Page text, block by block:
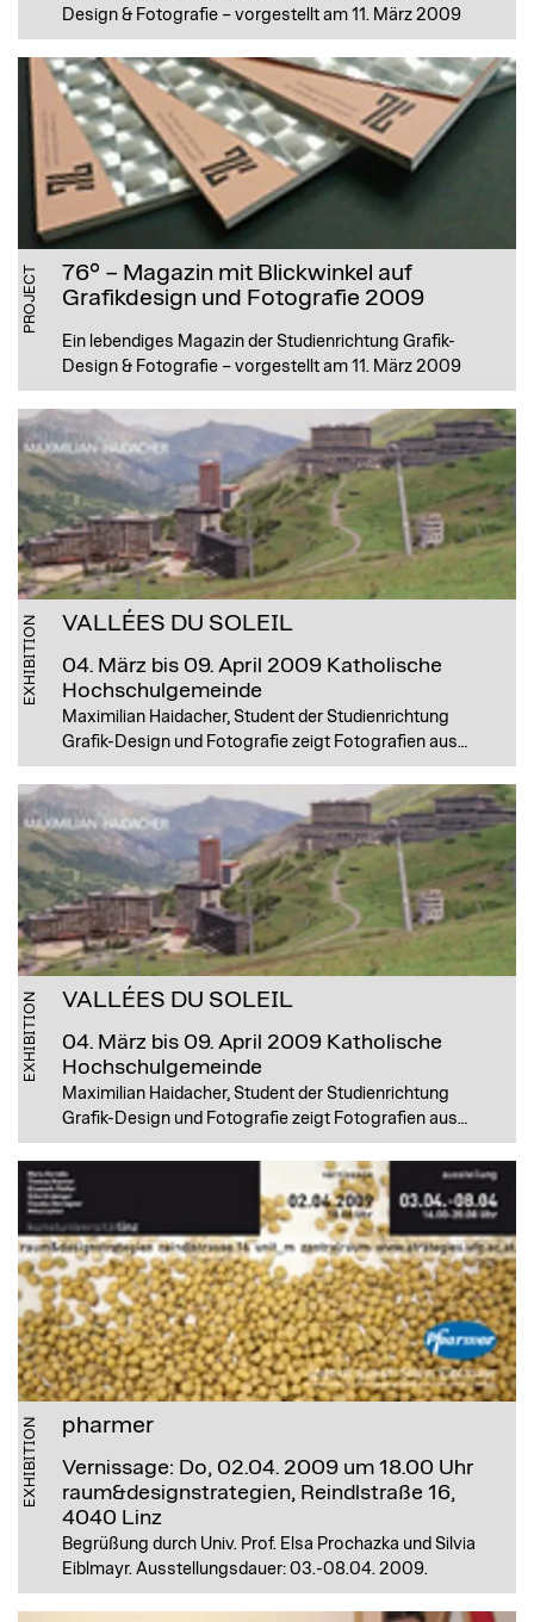
Design & Fotografie – vorgestellt am 11. März 2009
PROJECT
76° – Magazin mit Blickwinkel auf
Grafikdesign und Fotografie 2009
Ein lebendiges Magazin der Studienrichtung Grafik-
Design & Fotografie – vorgestellt am 11. März 2009
EXHIBITION VALLÉES DU SOLEIL
04. März bis 09. April 2009 Katholische
Hochschulgemeinde
Maximilian Haidacher, Student der Studienrichtung
Grafik-Design und Fotografie zeigt Fotografien aus…
EXHIBITION VALLÉES DU SOLEIL
04. März bis 09. April 2009 Katholische
Hochschulgemeinde
Maximilian Haidacher, Student der Studienrichtung
Grafik-Design und Fotografie zeigt Fotografien aus…
EXHIBITION pharmer
Vernissage: Do, 02.04. 2009 um 18.00 Uhr
raum&designstrategien, Reindlstraße 16,
4040 Linz
Begrüßung durch Univ. Prof. Elsa Prochazka und Silvia
Eiblmayr. Ausstellungsdauer: 03.-08.04. 2009.